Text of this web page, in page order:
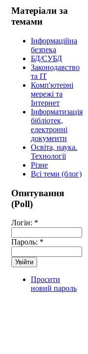
Матеріали за
темами
Інформаційна
безпека
БД/СУБД
Законодавство
та ІТ
Комп'ютерні
мережі та
Інтернет
Інформатизація
бібліотек,
електронні
документи
Освіта, наука.
Технології
Різне
Всі теми (блог)
Опитування
(Poll)
Логін: *
Пароль: *
Просити
новий пароль